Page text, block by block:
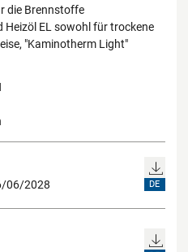
die Brennstoffe
Heizöl EL sowohl für trockene
"Kaminotherm Light"
06/2028
DE